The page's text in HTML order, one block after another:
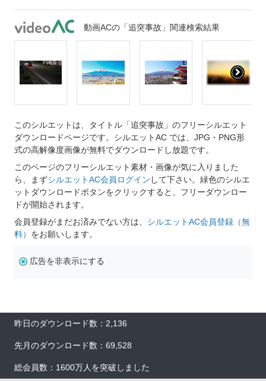
動画ACの「追突事故」関連検索結果
このシルエットは、タイトル「追突事故」のフリーシルエット
ダウンロードページです。シルエットAC では、JPG・PNG形
式の高解像度画像が無料でダウンロードし放題です。
このページのフリーシルエット素材・画像が気に入りました
ら、まずシルエットAC会員ログイン して下さい。緑色のシルエ
ットダウンロードボタンをクリックすると、フリーダウンロー
ドが開始されます。
会員登録がまだお済みでない方は、 シルエットAC会員登録（無
料） をお願いします。
広告を非表示にする
昨日のダウンロード数：2,136
先月のダウンロード数：69,528
総会員数：1600万人を突破しました